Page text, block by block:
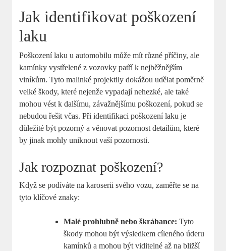
Jak identifikovat poškození
laku
Poškození laku u automobilu může mít různé příčiny, ale
kamínky vystřelené z vozovky patří k nejběžnějším
viníkům. Tyto malinké projektily dokážou udělat poměrně
velké škody, které nejenže vypadají nehezké, ale také
mohou vést k dalšímu, závažnějšímu poškození, pokud se
nebudou řešit včas. Při identifikaci poškození laku je
důležité být pozorný a věnovat pozornost detailům, které
by jinak mohly uniknout vaší pozornosti.
Jak rozpoznat poškození?
Když se podíváte na karoserii svého vozu, zaměřte se na
tyto klíčové znaky:
Malé prohlubně nebo škrábance: Tyto
škody mohou být výsledkem cíleného úderu
kamínků a mohou být viditelné až na bližší